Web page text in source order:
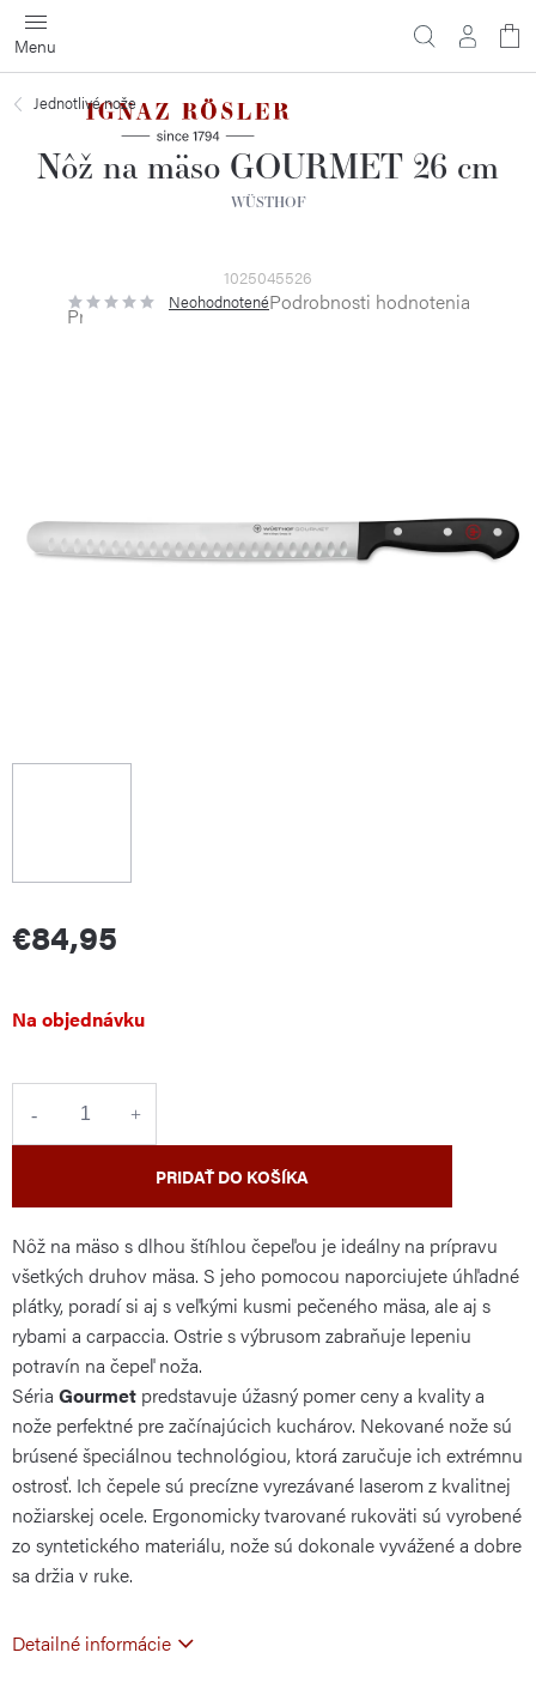
Prejsť
na
obsah
Jednotlivé nože
Nôž na mäso GOURMET 26 cm
WÜSTHOF
1025045526
Priemerné
hodnotenie
NeohodnotenéPodrobnosti hodnotenia
€84,95
Jednotková
cena:
Na objednávku
PRIDAŤ DO KOŠÍKA
Nôž na mäso s dlhou štíhlou čepeľou je ideálny na prípravu
všetkých druhov mäsa. S jeho pomocou naporciujete úhľadné
plátky, poradí si aj s veľkými kusmi pečeného mäsa, ale aj s
rybami a carpaccia. Ostrie s výbrusom zabraňuje lepeniu
potravín na čepeľ noža.
Séria Gourmet predstavuje úžasný pomer ceny a kvality a
nože perfektné pre začínajúcich kuchárov. Nekované nože sú
brúsené špeciálnou technológiou, ktorá zaručuje ich extrémnu
ostrosť. Ich čepele sú precízne vyrezávané laserom z kvalitnej
nožiarskej ocele. Ergonomicky tvarované rukoväti sú vyrobené
zo syntetického materiálu, nože sú dokonale vyvážené a dobre
sa držia v ruke.
Detailné informácie